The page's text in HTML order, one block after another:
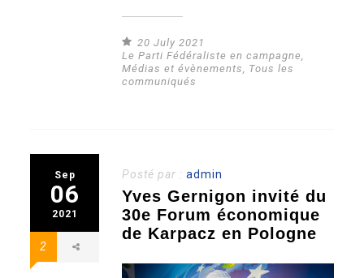
20 July 2021
Le Parti Fédéraliste en campagne
Médias et évènements
Tous les
communiqués
Sep
06
2021
2
Posté par :admin
Yves Gernigon invité du
30e Forum économique
de Karpacz en Pologne